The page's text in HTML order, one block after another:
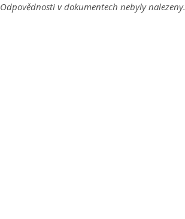
Odpovědnosti v dokumentech nebyly nalezeny.